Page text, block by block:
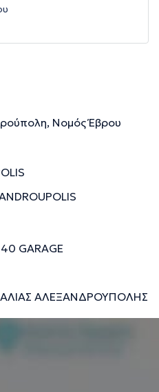
Νομός Έβρου
GARAGE
ΑΛΕΞΑΝΔΡΟΥΠΟΛΗΣ